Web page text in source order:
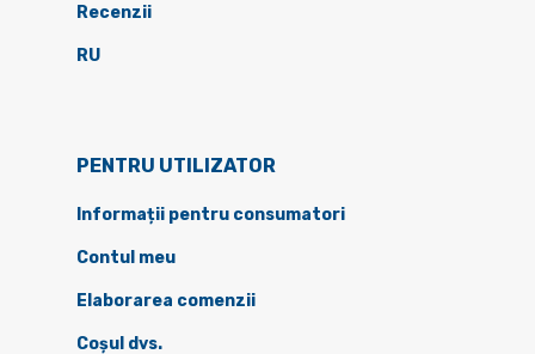
Recenzii
RU
PENTRU UTILIZATOR
Informații pentru consumatori
Contul meu
Elaborarea comenzii
Coșul dvs.